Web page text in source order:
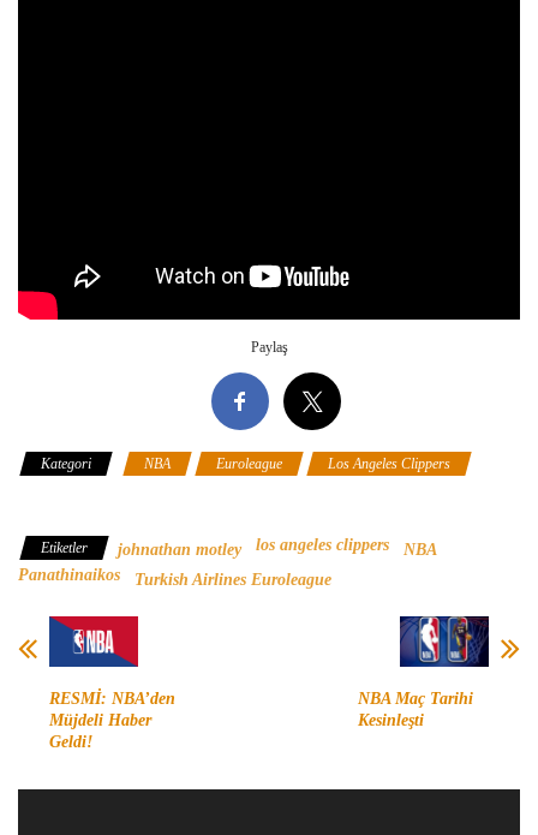
Paylaş
Kategori NBA Euroleague
Los Angeles Clippers
Etiketler johnathan motley los angeles clippers
NBA
Panathinaikos
Turkish Airlines Euroleague
RESMİ: NBA’den
Müjdeli Haber
Geldi!
NBA Maç Tarihi
Kesinleşti